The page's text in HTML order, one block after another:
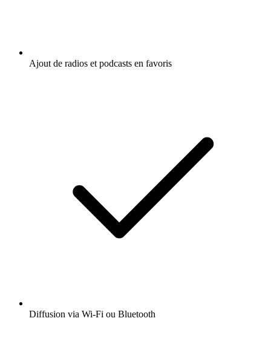
Ajout de radios et podcasts en favoris
Diffusion via Wi-Fi ou Bluetooth